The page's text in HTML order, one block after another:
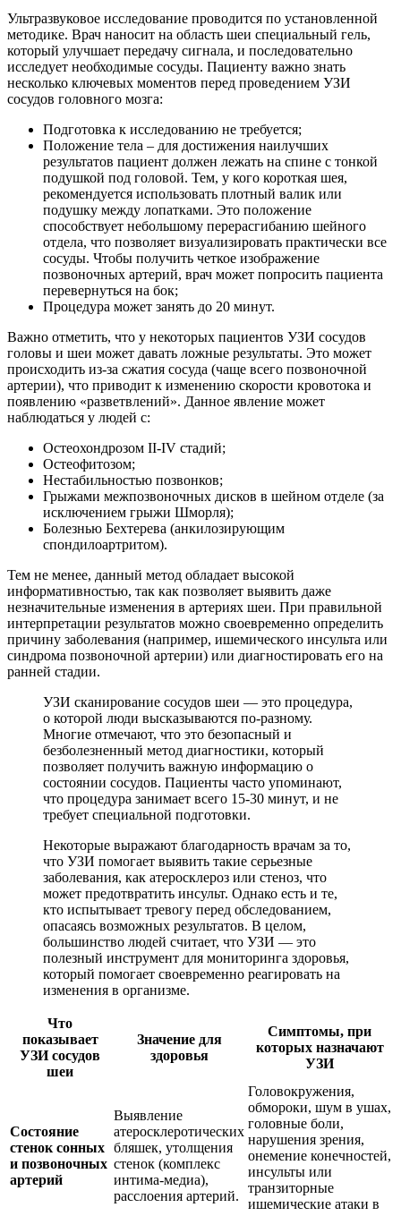
Ультразвуковое исследование проводится по установленной
методике. Врач наносит на область шеи специальный гель,
который улучшает передачу сигнала, и последовательно
исследует необходимые сосуды. Пациенту важно знать
несколько ключевых моментов перед проведением УЗИ
сосудов головного мозга:
Подготовка к исследованию не требуется;
Положение тела – для достижения наилучших
результатов пациент должен лежать на спине с тонкой
подушкой под головой. Тем, у кого короткая шея,
рекомендуется использовать плотный валик или
подушку между лопатками. Это положение
способствует небольшому перерасгибанию шейного
отдела, что позволяет визуализировать практически все
сосуды. Чтобы получить четкое изображение
позвоночных артерий, врач может попросить пациента
перевернуться на бок;
Процедура может занять до 20 минут.
Важно отметить, что у некоторых пациентов УЗИ сосудов
головы и шеи может давать ложные результаты. Это может
происходить из-за сжатия сосуда (чаще всего позвоночной
артерии), что приводит к изменению скорости кровотока и
появлению «разветвлений». Данное явление может
наблюдаться у людей с:
Остеохондрозом II-IV стадий;
Остеофитозом;
Нестабильностью позвонков;
Грыжами межпозвоночных дисков в шейном отделе (за
исключением грыжи Шморля);
Болезнью Бехтерева (анкилозирующим
спондилоартритом).
Тем не менее, данный метод обладает высокой
информативностью, так как позволяет выявить даже
незначительные изменения в артериях шеи. При правильной
интерпретации результатов можно своевременно определить
причину заболевания (например, ишемического инсульта или
синдрома позвоночной артерии) или диагностировать его на
ранней стадии.
УЗИ сканирование сосудов шеи — это процедура,
о которой люди высказываются по-разному.
Многие отмечают, что это безопасный и
безболезненный метод диагностики, который
позволяет получить важную информацию о
состоянии сосудов. Пациенты часто упоминают,
что процедура занимает всего 15-30 минут, и не
требует специальной подготовки.
Некоторые выражают благодарность врачам за то,
что УЗИ помогает выявить такие серьезные
заболевания, как атеросклероз или стеноз, что
может предотвратить инсульт. Однако есть и те,
кто испытывает тревогу перед обследованием,
опасаясь возможных результатов. В целом,
большинство людей считает, что УЗИ — это
полезный инструмент для мониторинга здоровья,
который помогает своевременно реагировать на
изменения в организме.
Что
показывает
УЗИ сосудов
шеи
Значение для
здоровья
Симптомы, при
которых назначают
УЗИ
Состояние
стенок сонных
и позвоночных
артерий
Выявление
атеросклеротических
бляшек, утолщения
стенок (комплекс
интима-медиа),
расслоения артерий.
Головокружения,
обмороки, шум в ушах,
головные боли,
нарушения зрения,
онемение конечностей,
инсульты или
транзиторные
ишемические атаки в